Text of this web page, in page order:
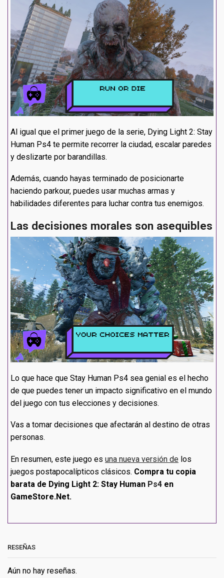
Al igual que el primer juego de la serie, Dying Light 2: Stay
Human Ps4 te permite recorrer la ciudad, escalar paredes
y deslizarte por barandillas.
Además, cuando hayas terminado de posicionarte
haciendo parkour, puedes usar muchas armas y
habilidades diferentes para luchar contra tus enemigos.
Las decisiones morales son asequibles
Lo que hace que Stay Human Ps4 sea genial es el hecho
de que puedes tener un impacto significativo en el mundo
del juego con tus elecciones y decisiones.
Vas a tomar decisiones que afectarán al destino de otras
personas.
En resumen, este juego es una nueva versión de los
juegos postapocalípticos clásicos. Compra tu copia
barata de Dying Light 2: Stay Human Ps4 en
GameStore.Net.
RESEÑAS
Aún no hay reseñas.